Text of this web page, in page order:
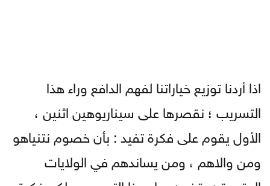
اذا أردنا توزيع خياراتنا لفهم الدافع وراء هذا
التسريب ؛ نقصرها على سيناريوهين اثنين ،
الأول يقوم على فكرة تفيد : بأن خصوم نتنياهو
ومن والاهم ، ومن يساندهم في الولايات